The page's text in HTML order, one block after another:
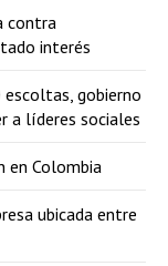
contra
interés
gobierno
a líderes sociales
en Colombia
ubicada entre